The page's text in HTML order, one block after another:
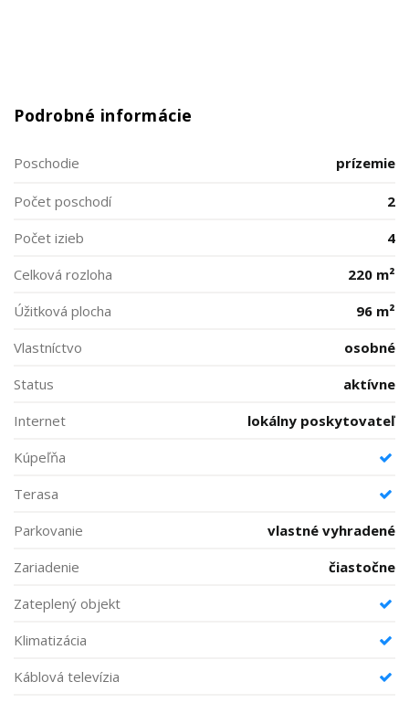
Podrobné informácie
Poschodie prízemie
Počet poschodí
2
Počet izieb
4
Celková rozloha
220 m²
Úžitková plocha
96 m²
Vlastníctvo
osobné
Status
aktívne
Internet
lokálny poskytovateľ
Kúpeľňa
Terasa
Parkovanie
vlastné vyhradené
Zariadenie
čiastočne
Zateplený objekt
Klimatizácia
Káblová televízia